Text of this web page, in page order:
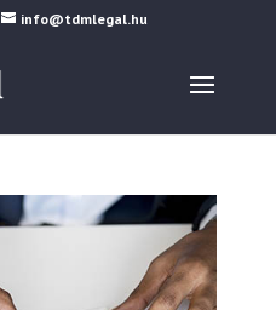
info@tdmlegal.hu